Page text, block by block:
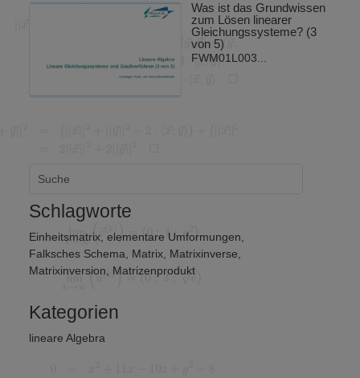
Was ist das Grundwissen
zum Lösen linearer
Gleichungssysteme? (3
von 5)
FWM01L003...
Schlagworte
Einheitsmatrix, elementare Umformungen
Falksches Schema
Matrix, Matrixinverse
Matrixinversion
Matrizenprodukt
Kategorien
lineare Algebra